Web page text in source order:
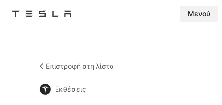
Tesla Μενού
Επιστροφή στη λίστα
Εκθέσεις